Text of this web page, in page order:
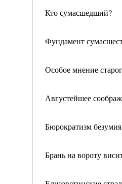
Кто сумасшедший?
Фундамент
Особое мнение
Августейшее
Бюрократизм безумия
Брань на вороту